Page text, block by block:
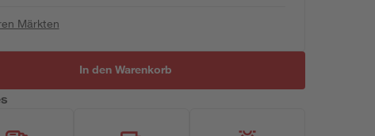
Märkten
In den Warenkorb